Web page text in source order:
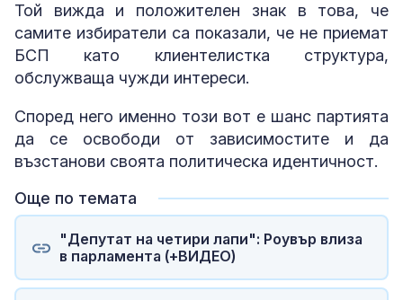
Той вижда и положителен знак в това, че
самите избиратели са показали, че не приемат
БСП като клиентелистка структура,
обслужваща чужди интереси.
Според него именно този вот е шанс партията
да се освободи от зависимостите и да
възстанови своята политическа идентичност.
Още по темата
"Депутат на четири лапи": Роувър влиза
в парламента (+ВИДЕО)